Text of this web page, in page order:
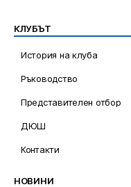
КЛУБЪТ
История на клуба
Ръководство
Представителен отбор
ДЮШ
Контакти
НОВИНИ